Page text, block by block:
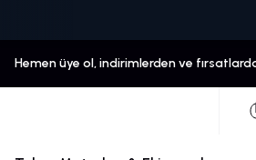
Hemen üye ol, indirimlerden ve